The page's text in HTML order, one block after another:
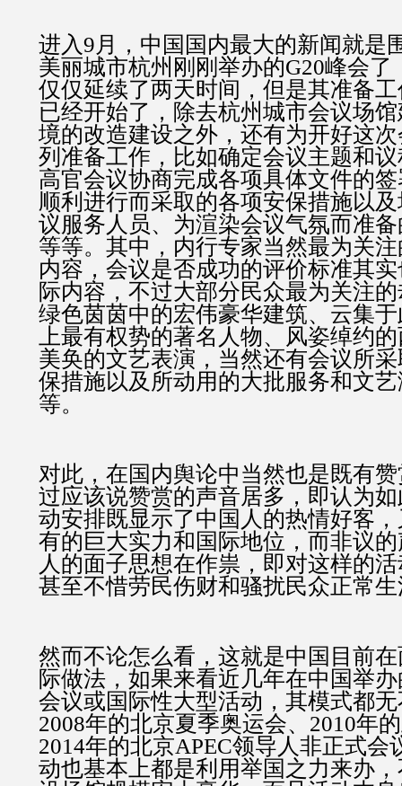
进入9月，中国国内最大的新闻就是
美丽城市杭州刚刚举办的G20峰会了
仅仅延续了两天时间，但是其准备
已经开始了，除去杭州城市会议场
境的改造建设之外，还有为开好这
列准备工作，比如确定会议主题和
高官会议协商完成各项具体文件的
顺利进行而采取的各项安保措施以
议服务人员、为渲染会议气氛而准
等等。其中，内行专家当然最为关
内容，会议是否成功的评价标准其
际内容，不过大部分民众最为关注
绿色茵茵中的宏伟豪华建筑、云集
上最有权势的著名人物、风姿绰约
美奂的文艺表演，当然还有会议所
保措施以及所动用的大批服务和文
等。
对此，在国内舆论中当然也是既有
过应该说赞赏的声音居多，即认为
动安排既显示了中国人的热情好客
有的巨大实力和国际地位，而非议
人的面子思想在作祟，即对这样的
甚至不惜劳民伤财和骚扰民众正常
然而不论怎么看，这就是中国目前
际做法，如果来看近几年在中国举
会议或国际性大型活动，其模式都
2008年的北京夏季奥运会、2010年
2014年的北京APEC领导人非正式会
动也基本上都是利用举国之力来办